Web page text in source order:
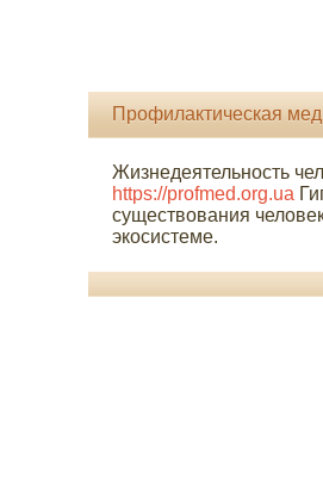
Профилактическая
Жизнедеятельность
https://profmed.org.ua
существования
экосистеме.